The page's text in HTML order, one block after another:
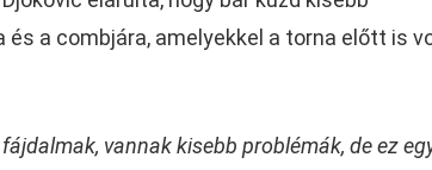
a combjára, amelyekkel a torna előtt is
vannak kisebb problémák, de ez